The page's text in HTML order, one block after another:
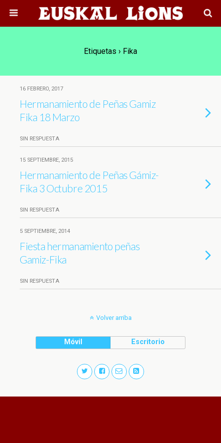
Etiquetas › Fika
16 FEBRERO, 2017
Hermanamiento de Peñas Gamiz
Fika 18 Marzo
SIN RESPUESTA
15 SEPTIEMBRE, 2015
Hermanamiento de Peñas Gámiz-
Fika 3 Octubre 2015
SIN RESPUESTA
5 SEPTIEMBRE, 2014
Fiesta hermanamiento peñas
SIN RESPUESTA
Volver arriba
Móvil Escritorio